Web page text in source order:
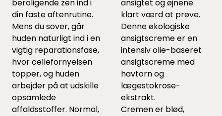
beroligende zen ind i
din faste aftenrutine.
Mens du sover, går
huden naturligt ind i en
vigtig reparationsfase,
hvor cellefornyelsen
topper, og huden
arbejder på at udskille
opsamlede
affaldsstoffer. Normal,
ansigtet og øjnene
klart værd at prøve.
Denne økologiske
ansigtscreme er en
intensiv olie-baseret
ansigtscreme med
havtorn og
lægestokrose-
ekstrakt.
Cremen er blød,